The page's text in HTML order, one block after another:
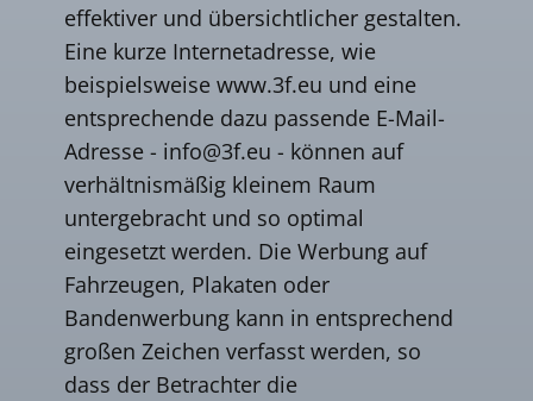
effektiver und übersichtlicher gestalten.
Eine kurze Internetadresse, wie
beispielsweise www.3f.eu und eine
entsprechende dazu passende E-Mail-
Adresse - info@3f.eu - können auf
verhältnismäßig kleinem Raum
untergebracht und so optimal
eingesetzt werden. Die Werbung auf
Fahrzeugen, Plakaten oder
Bandenwerbung kann in entsprechend
großen Zeichen verfasst werden, so
dass der Betrachter die